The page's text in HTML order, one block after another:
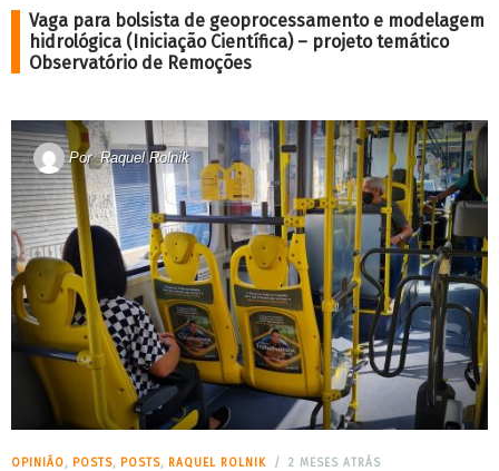
Vaga para bolsista de geoprocessamento e modelagem
hidrológica (Iniciação Científica) – projeto temático
Observatório de Remoções
PorRaquel Rolnik
OPINIÃO, POSTS, POSTS, RAQUEL ROLNIK 2 MESES ATRÁS